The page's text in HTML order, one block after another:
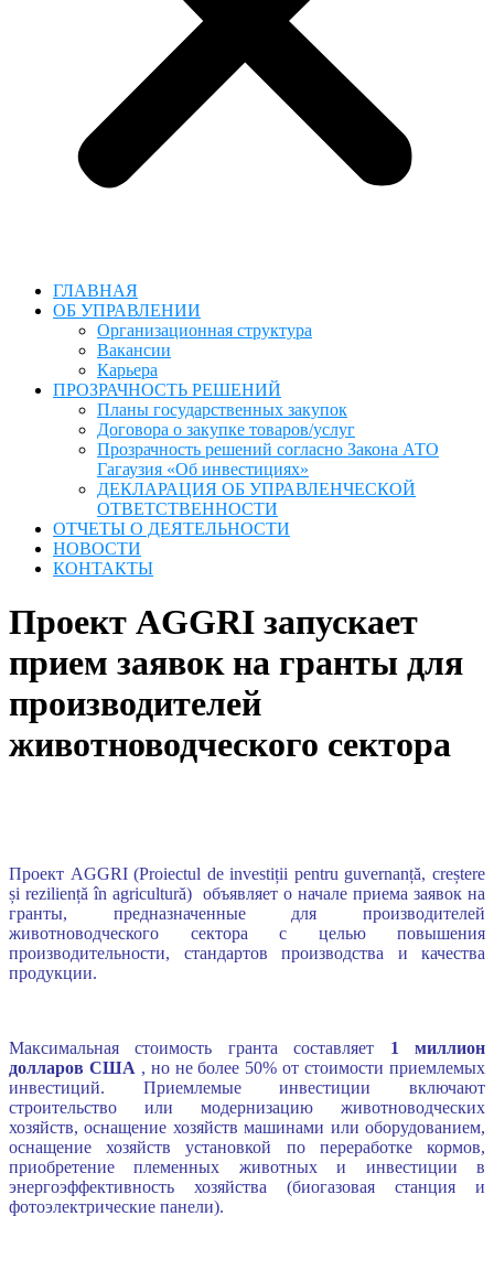
ГЛАВНАЯ
ОБ УПРАВЛЕНИИ
Организационная структура
Вакансии
Карьера
ПРОЗРАЧНОСТЬ РЕШЕНИЙ
Планы государственных закупок
Договора о закупке товаров/услуг
Прозрачность решений согласно Закона АТО
Гагаузия «Об инвестициях»
ДЕКЛАРАЦИЯ ОБ УПРАВЛЕНЧЕСКОЙ
ОТВЕТСТВЕННОСТИ
ОТЧЕТЫ О ДЕЯТЕЛЬНОСТИ
НОВОСТИ
КОНТАКТЫ
Проект AGGRI запускает
прием заявок на гранты для
производителей
животноводческого сектора
Проект AGGRI (Proiectul de investiții pentru guvernanță, creștere
și reziliență în agricultură) объявляет о начале приема заявок на
гранты, предназначенные для производителей
животноводческого сектора с целью повышения
производительности, стандартов производства и качества
продукции.
Максимальная стоимость гранта составляет 1 миллион
долларов США , но не более 50% от стоимости приемлемых
инвестиций. Приемлемые инвестиции включают
строительство или модернизацию животноводческих
хозяйств, оснащение хозяйств машинами или оборудованием,
оснащение хозяйств установкой по переработке кормов,
приобретение племенных животных и инвестиции в
энергоэффективность хозяйства (биогазовая станция и
фотоэлектрические панели).